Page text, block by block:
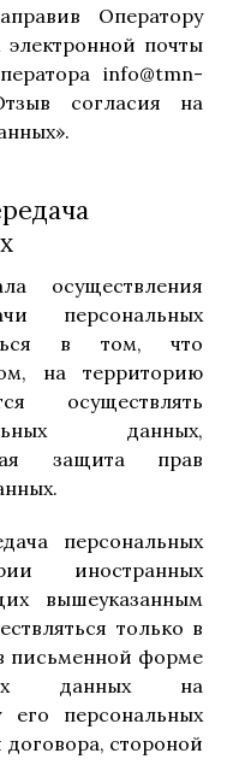
Оператору
почты
info@tmn-
согласия на
осуществления
персональных
в том, что
на территорию
осуществлять
данных,
защита прав
персональных
иностранных
вышеуказанным
только в
письменной форме
данных на
его персональных
стороной